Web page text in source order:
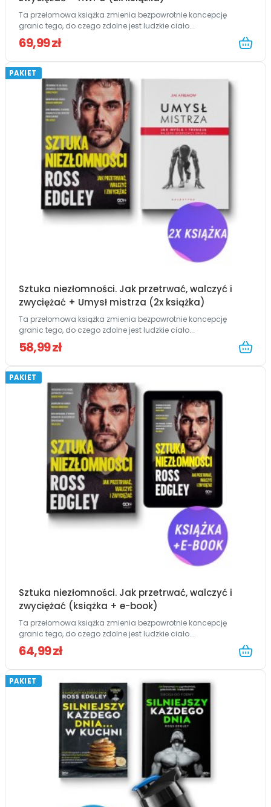
Ta przełomowa książka zmienia bezpowrotnie koncepcję
granic tego, do czego zdolne jest ludzkie ciało...
69,99 zł
PAKIET
Sztuka niezłomności. Jak przetrwać, walczyć i
zwyciężać + Umysł mistrza (2x książka)
Ta przełomowa książka zmienia bezpowrotnie koncepcję
granic tego, do czego zdolne jest ludzkie ciało...
58,99 zł
PAKIET
Sztuka niezłomności. Jak przetrwać, walczyć i
zwyciężać (książka + e-book)
Ta przełomowa książka zmienia bezpowrotnie koncepcję
granic tego, do czego zdolne jest ludzkie ciało...
64,99 zł
PAKIET